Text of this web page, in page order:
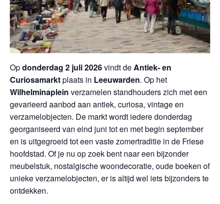
Opdonderdag 2 juli 2026vindt deAntiek- en
Curiosamarktplaats in Leeuwarden. Op het
Wilhelminaplein verzamelen standhouders zich met een
gevarieerd aanbod aan antiek, curiosa, vintage en
verzamelobjecten. De markt wordt iedere donderdag
georganiseerd van eind juni tot en met begin september
en is uitgegroeid tot een vaste zomertraditie in de Friese
hoofdstad. Of je nu op zoek bent naar een bijzonder
meubelstuk, nostalgische woondecoratie, oude boeken of
unieke verzamelobjecten, er is altijd wel iets bijzonders te
ontdekken.